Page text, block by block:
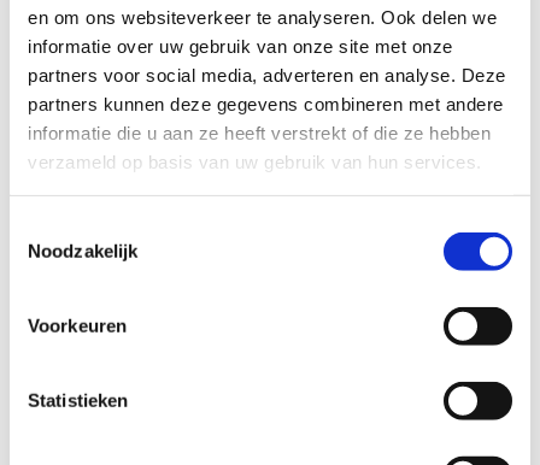
en om ons websiteverkeer te analyseren. Ook delen we
informatie over uw gebruik van onze site met onze
partners voor social media, adverteren en analyse. Deze
partners kunnen deze gegevens combineren met andere
informatie die u aan ze heeft verstrekt of die ze hebben
verzameld op basis van uw gebruik van hun services.
Noodzakelijk
Voorkeuren
Statistieken
- Naam van de school
- Adres en ondernemingsnummer van de school
- Contactpersoon (leerkracht)
- Datum en gewenste tijden voor de reservering
- Geschat aantal deelnemers
- Eventuele extra benodigde materialen
een heel schooljaar wilt reserveren, wij staan voor
Heb je specifieke materialen nodig voor jouw
langer, maak je reservering vandaag nog en bied je